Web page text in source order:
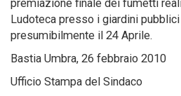
premiazione finale dei fumetti
Ludoteca presso i giardini
presumibilmente il 24 Aprile.
Bastia Umbra, 26 febbraio 2010
Ufficio Stampa del Sindaco